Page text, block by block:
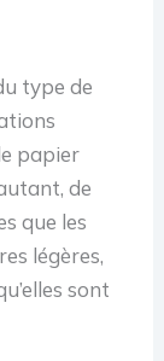
type de
papier
de
que les
légères,
sont